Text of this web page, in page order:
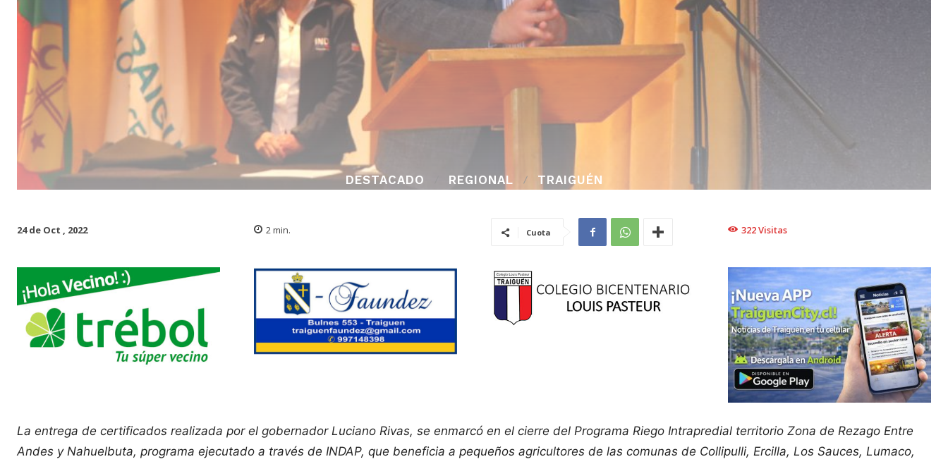
DESTACADO REGIONAL TRAIGUÉN
24 de Oct , 2022 2 min. Cuota 322Visitas
La entrega de certificados realizada por el gobernador Luciano Rivas, se enmarcó en el cierre del Programa Riego Intrapredial territorio Zona de Rezago Entre
Andes y Nahuelbuta, programa ejecutado a través de INDAP, que beneficia a pequeños agricultores de las comunas de Collipulli, Ercilla, Los Sauces, Lumaco,